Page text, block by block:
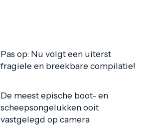
Pas op: Nu volgt een uiterst
fragiele en breekbare compilatie!
De meest epische boot- en
scheepsongelukken ooit
vastgelegd op camera